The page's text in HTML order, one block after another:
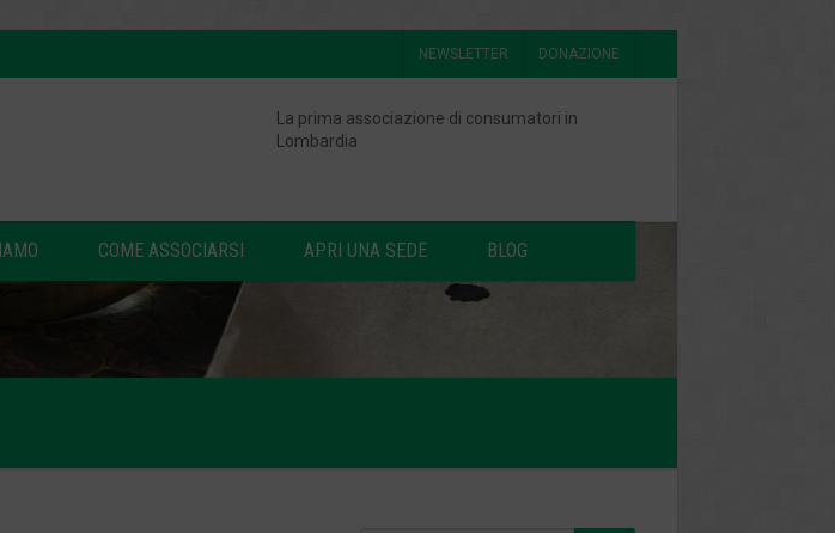
NEWSLETTER DONAZIONE
La prima associazione di consumatori in
Lombardia
COME ASSOCIARSI APRI UNA SEDE BLOG